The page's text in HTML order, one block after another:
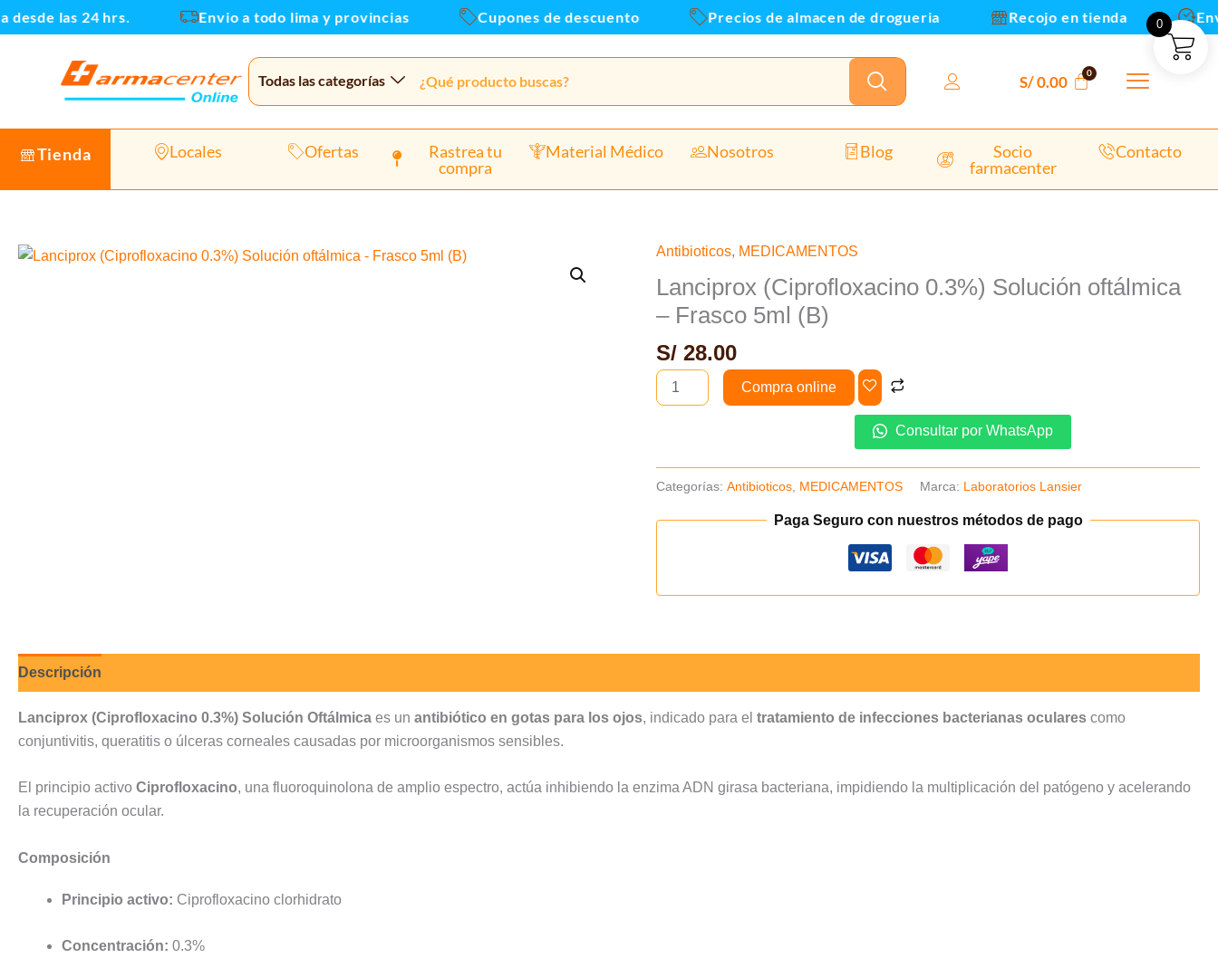
al
las 24 hrs. Envio a todo lima y provincias Cupones de descuento Precios de almacen de drogueria Recojo en tienda
Todas las categorías S/0.00
Tienda Locales Ofertas
Rastrea tu
compra
Material Médico Nosotros Blog
Socio
farmacenter
Contacto
Antibioticos, MEDICAMENTOS
Lanciprox (Ciprofloxacino 0.3%) Solución oftálmica
– Frasco 5ml (B)
S/ 28.00
Lanciprox
(Ciprofloxacino
Solución
oftálmica
-
Frasco
cantidad
Compra online
Consultar por WhatsApp
Categorías:Antibioticos MEDICAMENTOS Marca: Laboratorios Lansier
Paga Seguro con nuestros métodos de pago
Descripción
Lanciprox (Ciprofloxacino 0.3%) Solución Oftálmica es un antibiótico en gotas para los ojos, indicado para el tratamiento de infecciones bacterianas oculares como
conjuntivitis, queratitis o úlceras corneales causadas por microorganismos sensibles.
El principio activo Ciprofloxacino, una fluoroquinolona de amplio espectro, actúa inhibiendo la enzima ADN girasa bacteriana, impidiendo la multiplicación del patógeno y acelerando
la recuperación ocular.
Composición
Principio activo: Ciprofloxacino clorhidrato
Concentración: 0.3%
0
Frasco
cantidad